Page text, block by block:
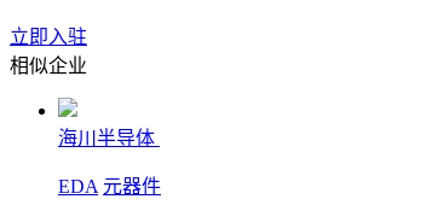
立即入驻
相似企业
海川半导体
EDA 元器件